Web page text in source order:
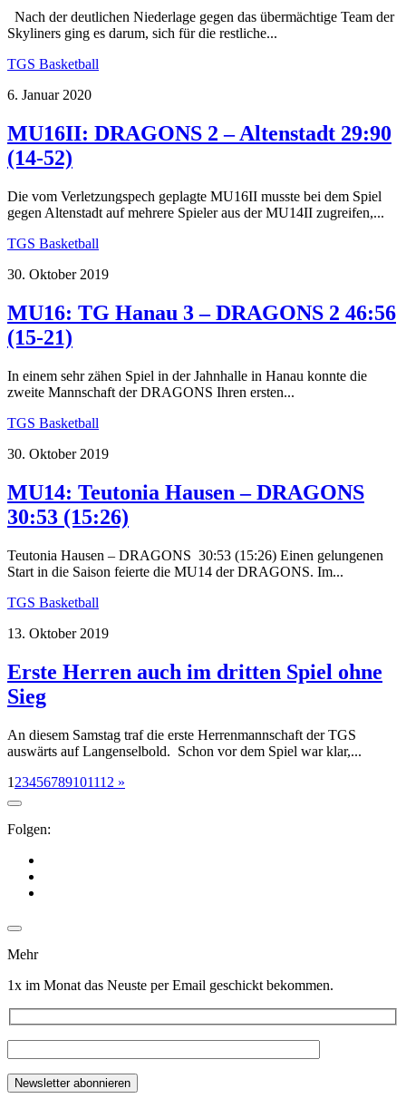
Nach der deutlichen Niederlage gegen das übermächtige Team der
Skyliners ging es darum, sich für die restliche...
TGS Basketball
6. Januar 2020
MU16II: DRAGONS 2 – Altenstadt 29:90
(14-52)
Die vom Verletzungspech geplagte MU16II musste bei dem Spiel
gegen Altenstadt auf mehrere Spieler aus der MU14II zugreifen,...
TGS Basketball
30. Oktober 2019
MU16: TG Hanau 3 – DRAGONS 2 46:56
(15-21)
In einem sehr zähen Spiel in der Jahnhalle in Hanau konnte die
zweite Mannschaft der DRAGONS Ihren ersten...
TGS Basketball
30. Oktober 2019
MU14: Teutonia Hausen – DRAGONS
30:53 (15:26)
Teutonia Hausen – DRAGONS 30:53 (15:26) Einen gelungenen
Start in die Saison feierte die MU14 der DRAGONS. Im...
TGS Basketball
13. Oktober 2019
Erste Herren auch im dritten Spiel ohne
Sieg
An diesem Samstag traf die erste Herrenmannschaft der TGS
auswärts auf Langenselbold. Schon vor dem Spiel war klar,...
1 23456789101112 »
Folgen:
Mehr
1x im Monat das Neuste per Email geschickt bekommen.